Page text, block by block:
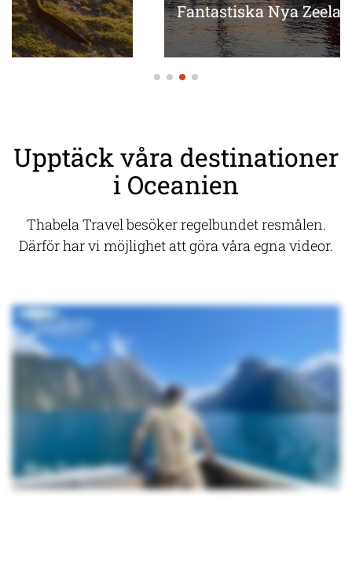
Fantastiska Nya Zeeland
Upptäck våra destinationer
i Oceanien
Thabela Travel besöker regelbundet resmålen.
Därför har vi möjlighet att göra våra egna videor.